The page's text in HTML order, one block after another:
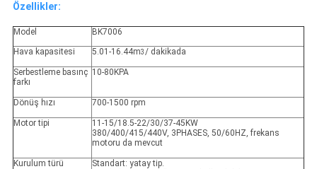
Özellikler:
Model
BK7006
Hava kapasitesi
5.01-16.44m3/ dakikada
Serbestleme basınç
farkı
10-80KPA
Dönüş hızı 700-1500 rpm
Motor tipi
11-15/18.5-22/30/37-45KW
380/400/415/440V, 3PHASES, 50/60HZ, frekans
motoru da mevcut
Kurulum türü
Standart: yatay tip.